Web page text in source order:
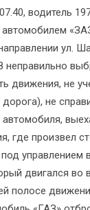
водитель
ул.
движения, не
не
где произвел
управлением
двигался во
полосе